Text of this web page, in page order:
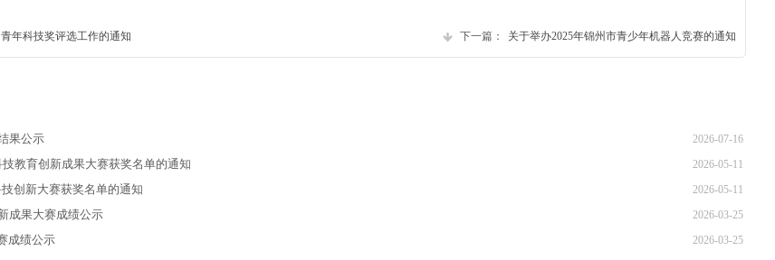
年科技奖评选工作的通知 下一篇： 关于举办2025年锦州市青少年机器人竞赛的通知
果公示 2026-07-16
教育创新成果大赛获奖名单的通知 2026-05-11
创新大赛获奖名单的通知 2026-05-11
成果大赛成绩公示 2026-03-25
成绩公示 2026-03-25